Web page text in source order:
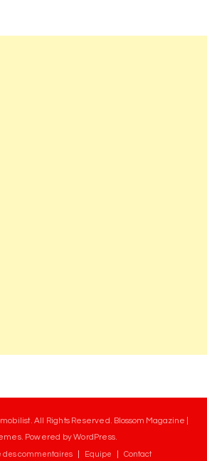
. All Rights Reserved. Blossom Magazine |
. Powered byWordPress
des commentaires Equipe Contact